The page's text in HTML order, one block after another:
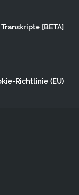
Transkripte [BETA]
Richtlinie (EU)